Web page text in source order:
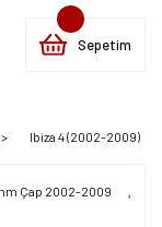
Sepetim
Ibiza 4 (2002-2009)